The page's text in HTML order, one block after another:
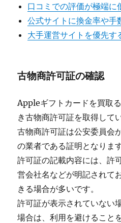
口コミでの評価が極端に
公式サイトに換金率や手
大手運営サイトを優先す
古物商許可証の確認
Appleギフトカードを買取
き古物商許可証を取得して
古物商許可証は公安委員会
の業者である証明となります
許可証の記載内容には、許
営会社名などが明記されて
きる場合が多いです。
許可証が表示されていない
場合は、利用を避けること